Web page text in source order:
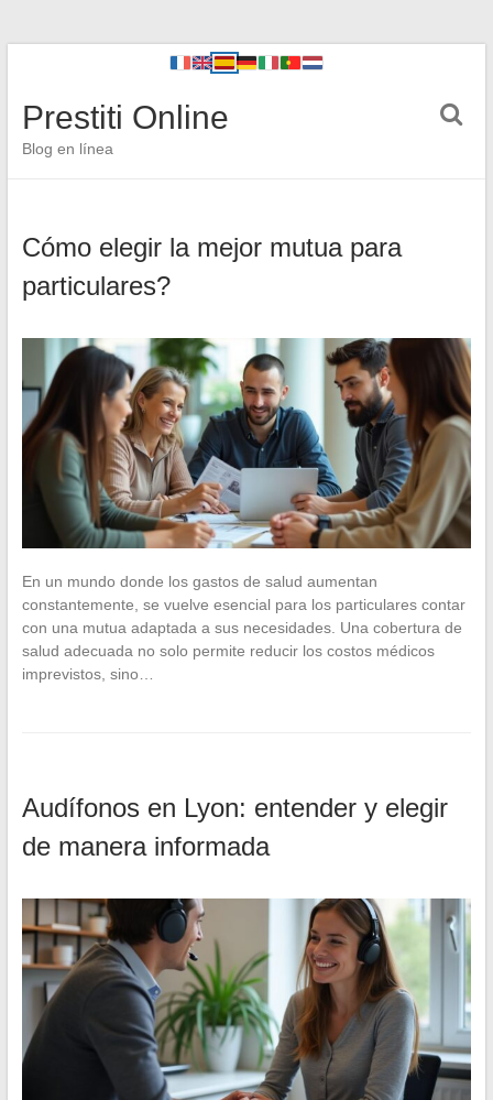
Prestiti Online
Blog en línea
Cómo elegir la mejor mutua para
particulares?
En un mundo donde los gastos de salud aumentan
constantemente, se vuelve esencial para los particulares contar
con una mutua adaptada a sus necesidades. Una cobertura de
salud adecuada no solo permite reducir los costos médicos
imprevistos, sino…
Audífonos en Lyon: entender y elegir
de manera informada